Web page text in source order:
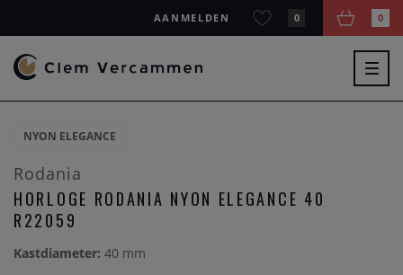
AANMELDEN 0 0
NYON ELEGANCE
Rodania
HORLOGE RODANIA NYON ELEGANCE 40
R22059
Kastdiameter: 40 mm